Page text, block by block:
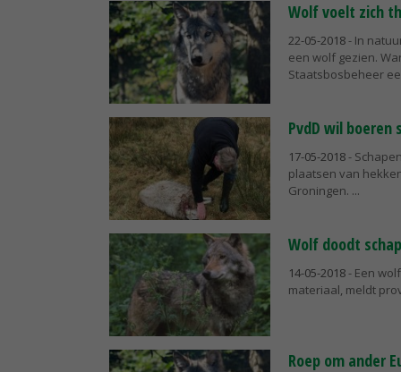
Wolf voelt zich
22-05-2018- In
een wolf gezien.
Staatsbosbeheer
PvdD wil
17-05-2018-
plaatsen van
Groningen.
Wolf doodt
14-05-2018- Een
materiaal, meldt
Roep om ander